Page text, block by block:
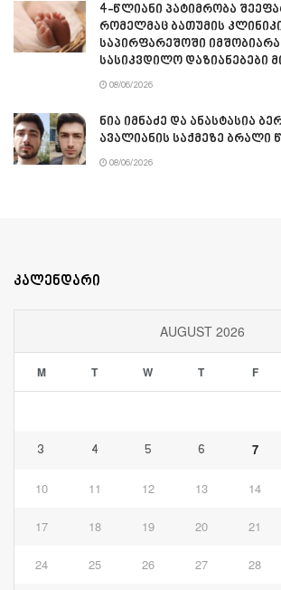
4-წლიანი პატიმრობა
რომელმაც ბათუმის
საპირფარეშოში
სასიკვდილო დაზიანებები
08/06/2026
ნია იმნაძე და ანასტასია
ავალიანის საქმეზე ბრალი
08/06/2026
კალენდარი
AUGUST 2026
M T W T F
3 4 5 6 7
10 11 12 13 14
17 18 19 20 21
24 25 26 27 28